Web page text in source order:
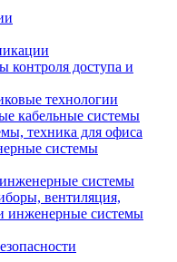
контроля доступа и
технологии
кабельные системы
техника для офиса
системы
системы
вентиляция,
инженерные системы